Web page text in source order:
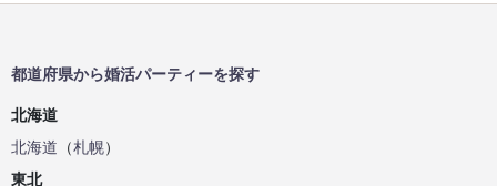
都道府県から婚活パーティーを探す
北海道
北海道 （札幌）
東北